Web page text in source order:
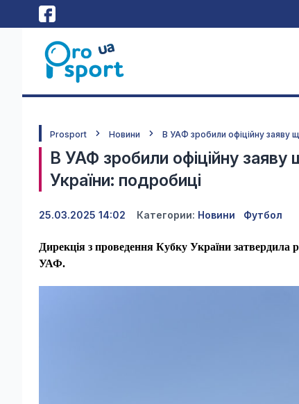
Prosport Новини В УАФ зробили офіційну заяву
В УАФ зробили офіційну
України: подробиці
25.03.2025 14:02 Категории: Новини Футбол
Дирекція з проведення Кубку України затвердила
УАФ.